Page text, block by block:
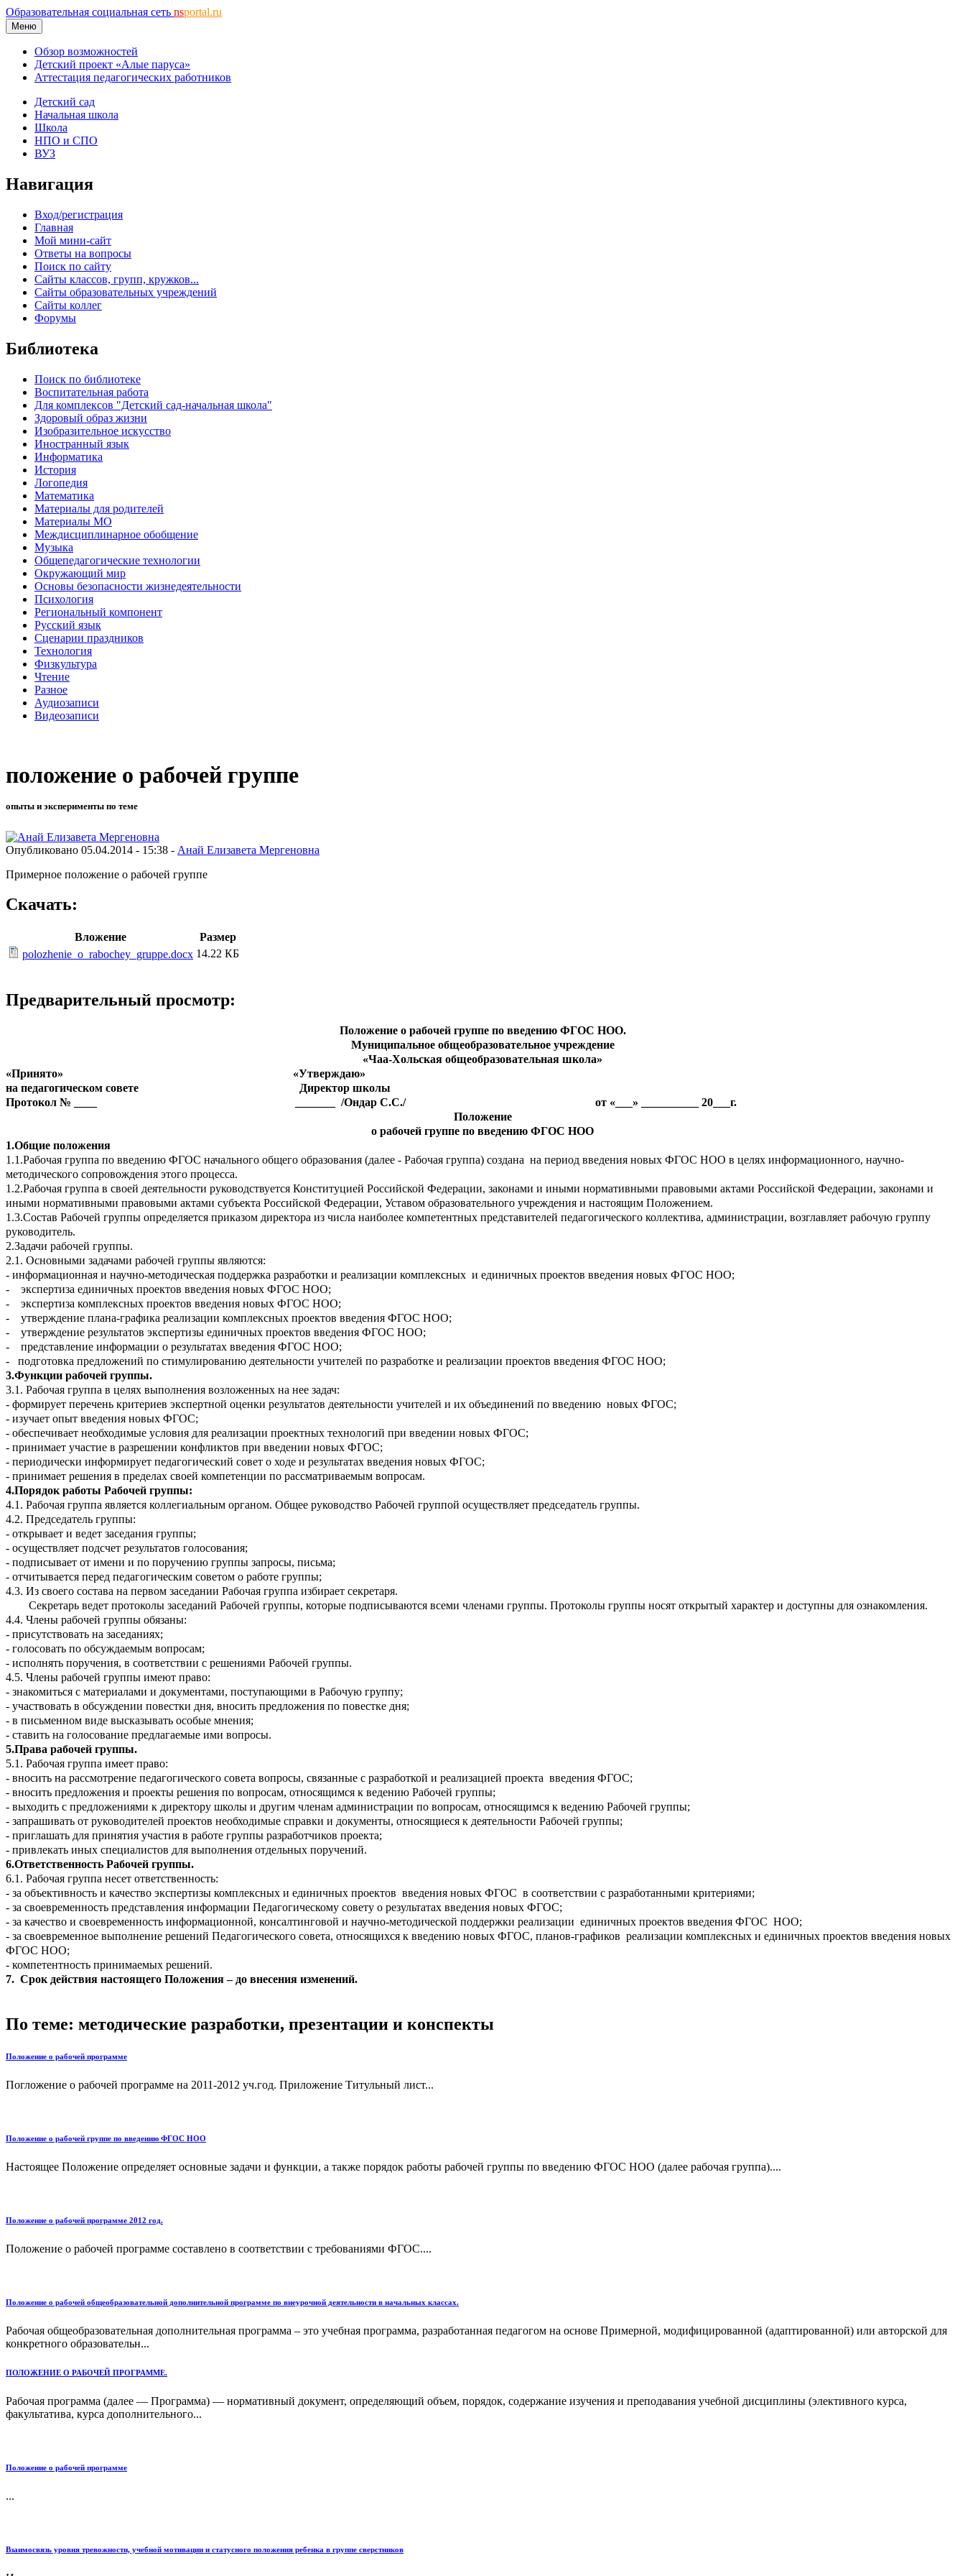
Образовательная социальная сеть nsportal.ru
Меню
Обзор возможностей
Детский проект «Алые паруса»
Аттестация педагогических работников
Детский сад
Начальная школа
Школа
НПО и СПО
ВУЗ
Навигация
Вход/регистрация
Главная
Мой мини-сайт
Ответы на вопросы
Поиск по сайту
Сайты классов, групп, кружков...
Сайты образовательных учреждений
Сайты коллег
Форумы
Библиотека
Поиск по библиотеке
Воспитательная работа
Для комплексов "Детский сад-начальная школа"
Здоровый образ жизни
Изобразительное искусство
Иностранный язык
Информатика
История
Логопедия
Математика
Материалы для родителей
Материалы МО
Междисциплинарное обобщение
Музыка
Общепедагогические технологии
Окружающий мир
Основы безопасности жизнедеятельности
Психология
Региональный компонент
Русский язык
Сценарии праздников
Технология
Физкультура
Чтение
Разное
Аудиозаписи
Видеозаписи
положение о рабочей группе
опыты и эксперименты по теме
Опубликовано 05.04.2014 - 15:38 - Анай Елизавета Мергеновна
Примерное положение о рабочей группе
Скачать:
Вложение
Размер
polozhenie_o_rabochey_gruppe.docx 14.22 КБ
Предварительный просмотр:
Положение о рабочей группе по введению ФГОС НОО.
Муниципальное общеобразовательное учреждение
«Чаа-Хольская общеобразовательная школа»
«Принято» «Утверждаю»
на педагогическом совете Директор школы
Протокол № ____ _______ /Ондар С.С./ от «___» __________ 20___г.
Положение
о рабочей группе по введению ФГОС НОО
1.Общие положения
1.1.Рабочая группа по введению ФГОС начального общего образования (далее - Рабочая группа) создана на период введения новых ФГОС НОО в целях информационного, научно-
методического сопровождения этого процесса.
1.2.Рабочая группа в своей деятельности руководствуется Конституцией Российской Федерации, законами и иными нормативными правовыми актами Российской Федерации, законами и
иными нормативными правовыми актами субъекта Российской Федерации, Уставом образовательного учреждения и настоящим Положением.
1.3.Состав Рабочей группы определяется приказом директора из числа наиболее компетентных представителей педагогического коллектива, администрации, возглавляет рабочую группу
руководитель.
2.Задачи рабочей группы.
2.1. Основными задачами рабочей группы являются:
- информационная и научно-методическая поддержка разработки и реализации комплексных и единичных проектов введения новых ФГОС НОО;
- экспертиза единичных проектов введения новых ФГОС НОО;
- экспертиза комплексных проектов введения новых ФГОС НОО;
- утверждение плана-графика реализации комплексных проектов введения ФГОС НОО;
- утверждение результатов экспертизы единичных проектов введения ФГОС НОО;
- представление информации о результатах введения ФГОС НОО;
- подготовка предложений по стимулированию деятельности учителей по разработке и реализации проектов введения ФГОС НОО;
3.Функции рабочей группы.
3.1. Рабочая группа в целях выполнения возложенных на нее задач:
- формирует перечень критериев экспертной оценки результатов деятельности учителей и их объединений по введению новых ФГОС;
- изучает опыт введения новых ФГОС;
- обеспечивает необходимые условия для реализации проектных технологий при введении новых ФГОС;
- принимает участие в разрешении конфликтов при введении новых ФГОС;
- периодически информирует педагогический совет о ходе и результатах введения новых ФГОС;
- принимает решения в пределах своей компетенции по рассматриваемым вопросам.
4.Порядок работы Рабочей группы:
4.1. Рабочая группа является коллегиальным органом. Общее руководство Рабочей группой осуществляет председатель группы.
4.2. Председатель группы:
- открывает и ведет заседания группы;
- осуществляет подсчет результатов голосования;
- подписывает от имени и по поручению группы запросы, письма;
- отчитывается перед педагогическим советом о работе группы;
4.3. Из своего состава на первом заседании Рабочая группа избирает секретаря.
Секретарь ведет протоколы заседаний Рабочей группы, которые подписываются всеми членами группы. Протоколы группы носят открытый характер и доступны для ознакомления.
4.4. Члены рабочей группы обязаны:
- присутствовать на заседаниях;
- голосовать по обсуждаемым вопросам;
- исполнять поручения, в соответствии с решениями Рабочей группы.
4.5. Члены рабочей группы имеют право:
- знакомиться с материалами и документами, поступающими в Рабочую группу;
- участвовать в обсуждении повестки дня, вносить предложения по повестке дня;
- в письменном виде высказывать особые мнения;
- ставить на голосование предлагаемые ими вопросы.
5.Права рабочей группы.
5.1. Рабочая группа имеет право:
- вносить на рассмотрение педагогического совета вопросы, связанные с разработкой и реализацией проекта введения ФГОС;
- вносить предложения и проекты решения по вопросам, относящимся к ведению Рабочей группы;
- выходить с предложениями к директору школы и другим членам администрации по вопросам, относящимся к ведению Рабочей группы;
- запрашивать от руководителей проектов необходимые справки и документы, относящиеся к деятельности Рабочей группы;
- приглашать для принятия участия в работе группы разработчиков проекта;
- привлекать иных специалистов для выполнения отдельных поручений.
6.Ответственность Рабочей группы.
6.1. Рабочая группа несет ответственность:
- за объективность и качество экспертизы комплексных и единичных проектов введения новых ФГОС в соответствии с разработанными критериями;
- за своевременность представления информации Педагогическому совету о результатах введения новых ФГОС;
- за качество и своевременность информационной, консалтинговой и научно-методической поддержки реализации единичных проектов введения ФГОС НОО;
- за своевременное выполнение решений Педагогического совета, относящихся к введению новых ФГОС, планов-графиков реализации комплексных и единичных проектов введения новых
ФГОС НОО;
- компетентность принимаемых решений.
7. Срок действия настоящего Положения – до внесения изменений.
По теме: методические разработки, презентации и конспекты
Положение о рабочей программе
Погложение о рабочей программе на 2011-2012 уч.год. Приложение Титульный лист...
Положение о рабочей группе по введению ФГОС НОО
Настоящее Положение определяет основные задачи и функции, а также порядок работы рабочей группы по введению ФГОС НОО (далее рабочая группа)....
Положение о рабочей программе 2012 год.
Положение о рабочей программе составлено в соответствии с требованиями ФГОС....
Положение о рабочей общеобразовательной дополнительной программе по внеурочной деятельности в начальных классах.
Рабочая общеобразовательная дополнительная программа – это учебная программа, разработанная педагогом на основе Примерной, модифицированной (адаптированной) или авторской для
конкретного образовательн...
ПОЛОЖЕНИЕ О РАБОЧЕЙ ПРОГРАММЕ.
Рабочая программа (далее — Программа) — нормативный документ, определяющий объем, порядок, содержание изучения и преподавания учебной дисциплины (элективного курса,
факультатива, курса дополнительного...
Положение о рабочей программе
...
Взаимосвязь уровня тревожности, учебной мотивации и статусного положения ребенка в группе сверстников